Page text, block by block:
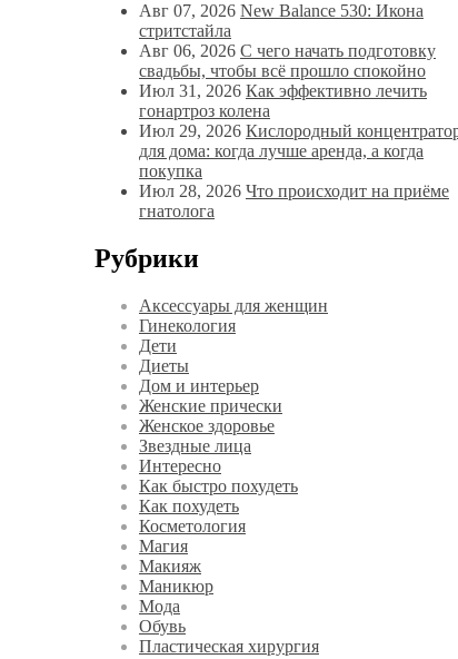
Авг 07, 2026 New Balance 530: Икона
стритстайла
Авг 06, 2026 С чего начать подготовку
свадьбы, чтобы всё прошло спокойно
Июл 31, 2026 Как эффективно лечить
гонартроз колена
Июл 29, 2026 Кислородный
для дома: когда лучше аренда, а когда
покупка
Июл 28, 2026 Что происходит на приёме
гнатолога
Рубрики
Аксессуары для женщин
Гинекология
Дети
Диеты
Дом и интерьер
Женские прически
Женское здоровье
Звездные лица
Интересно
Как быстро похудеть
Как похудеть
Косметология
Магия
Макияж
Маникюр
Мода
Обувь
Пластическая хирургия